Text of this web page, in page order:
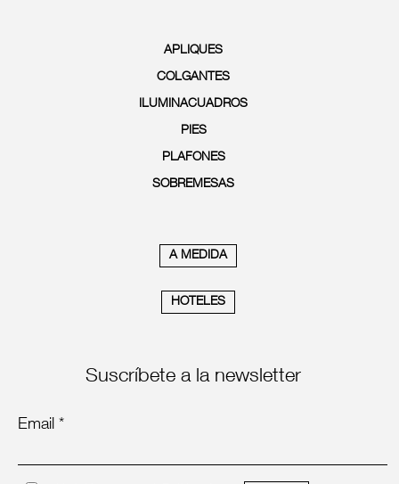
APLIQUES
COLGANTES
ILUMINACUADROS
PIES
PLAFONES
SOBREMESAS
A MEDIDA
HOTELES
Suscríbete a la newsletter
Email *